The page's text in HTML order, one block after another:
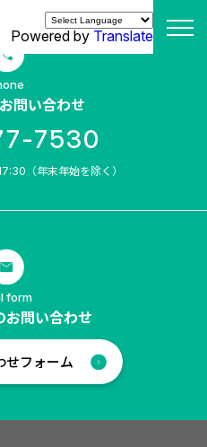
Powered by Translate
問い合わせ
7530
（年末年始を除く）
form
お問い合わせ
せフォーム